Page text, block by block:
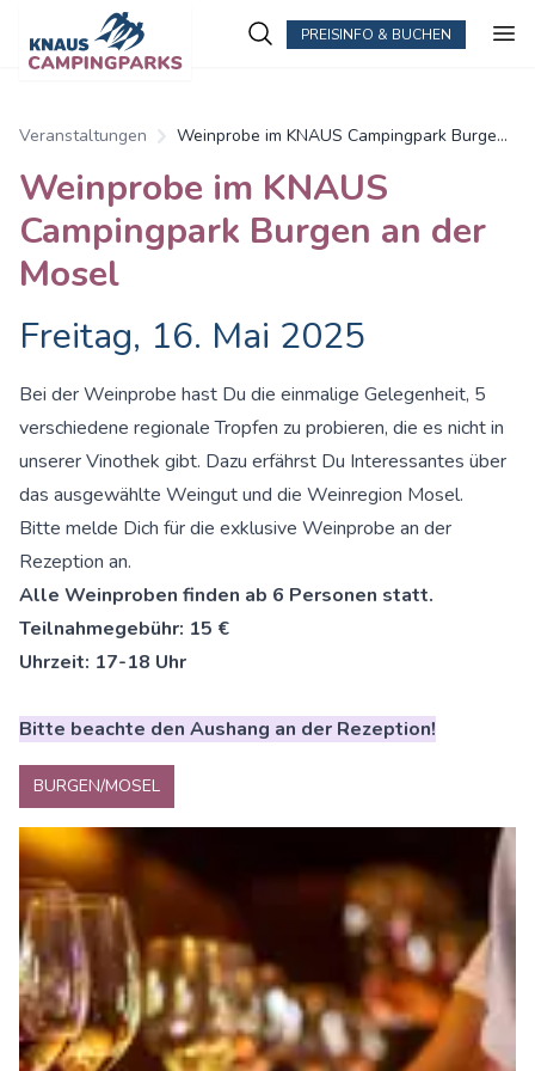
PREISINFO & BUCHEN
Veranstaltungen
Weinprobe im KNAUS Campingpark Burgen
Weinprobe im KNAUS
Campingpark Burgen an der
Mosel
Freitag, 16. Mai 2025
Bei der Weinprobe hast Du die einmalige Gelegenheit, 5
verschiedene regionale Tropfen zu probieren, die es nicht in
unserer Vinothek gibt. Dazu erfährst Du Interessantes über
das ausgewählte Weingut und die Weinregion Mosel.
Bitte melde Dich für die exklusive Weinprobe an der
Rezeption an.
Alle Weinproben finden ab 6 Personen statt.
Teilnahmegebühr: 15 €
Uhrzeit: 17-18 Uhr
Bitte beachte den Aushang an der Rezeption!
BURGEN/MOSEL